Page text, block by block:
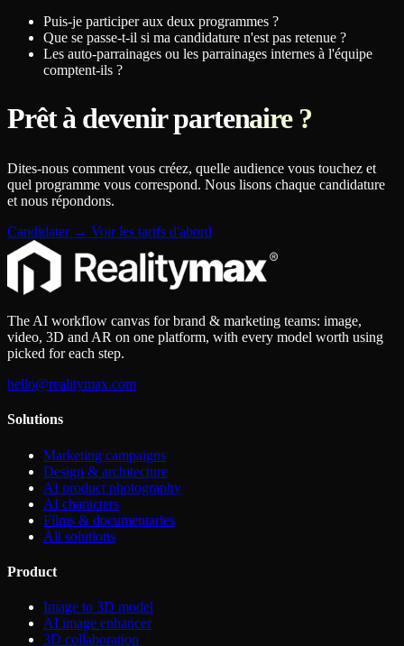
Puis-je participer aux deux programmes ?
Que se passe-t-il si ma candidature n'est pas retenue ?
Les auto-parrainages ou les parrainages internes à l'équipe
comptent-ils ?
Prêt à devenir partenaire ?
Dites-nous comment vous créez, quelle audience vous touchez et
quel programme vous correspond. Nous lisons chaque candidature
et nous répondons.
Candidater → Voir les tarifs d'abord
The AI workflow canvas for brand & marketing teams: image,
video, 3D and AR on one platform, with every model worth using
picked for each step.
hello@realitymax.com
Solutions
Marketing campaigns
Design & architecture
AI product photography
AI characters
Films & documentaries
All solutions
Product
Image to 3D model
AI image enhancer
3D collaboration